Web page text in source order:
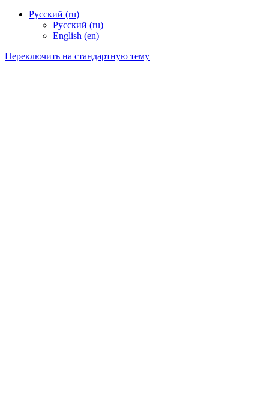
Русский ‎(ru)‎
Русский ‎(ru)‎
English ‎(en)‎
Переключить на стандартную тему